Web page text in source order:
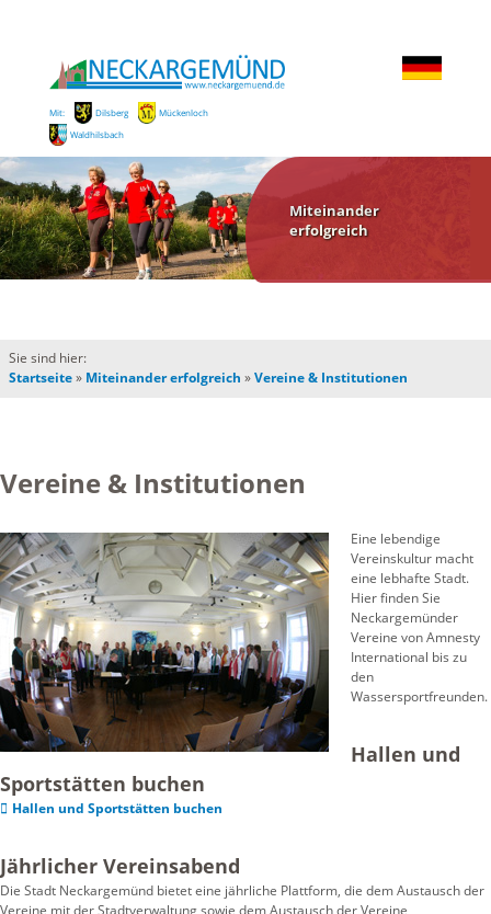
Mit: Dilsberg
Mückenloch
Waldhilsbach
Miteinander
erfolgreich
Sie sind hier:
Startseite» Miteinander erfolgreich »Vereine & Institutionen
Vereine & Institutionen
Eine lebendige
Vereinskultur macht
eine lebhafte Stadt.
Hier finden Sie
Neckargemünder
Vereine von Amnesty
International bis zu
den
Wassersportfreunden.
Hallen und
Sportstätten buchen
Hallen und Sportstätten buchen
Jährlicher Vereinsabend
Die Stadt Neckargemünd bietet eine jährliche Plattform, die dem Austausch der
Vereine mit der Stadtverwaltung sowie dem Austausch der Vereine